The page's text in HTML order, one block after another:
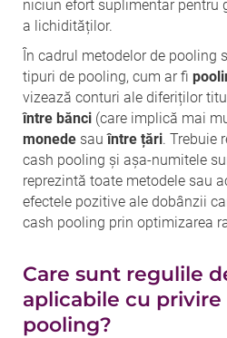
niciun efort suplimentar pentru
a lichidităților.
În cadrul metodelor de pooling
tipuri de pooling, cum ar fi
vizează conturi ale diferiților
între bănci (care implică mai
monede sauîntre țări. Trebuie
cash pooling și așa-numitele
reprezintă toate metodele sau
efectele pozitive ale dobânzii
cash pooling prin optimizarea
Care sunt regulile
aplicabile cu privire
pooling?